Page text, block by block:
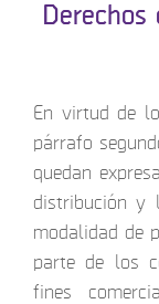
En virtud de
párrafo
quedan
distribución y
modalidad de
parte de los
fines